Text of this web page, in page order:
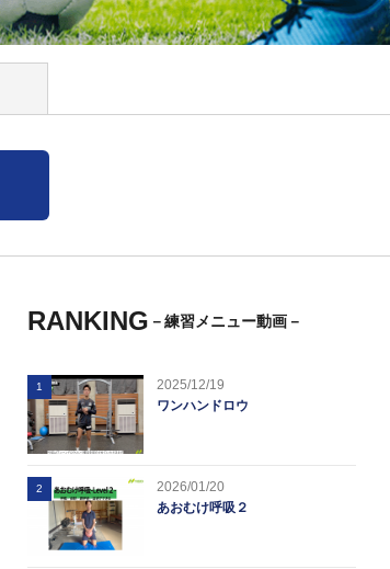
RANKING －練習メニュー動画－
1
2025/12/19
ワンハンドロウ
2
2026/01/20
あおむけ呼吸２